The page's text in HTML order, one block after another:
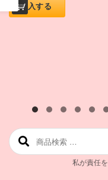
購入する
検索対象:
私が責任